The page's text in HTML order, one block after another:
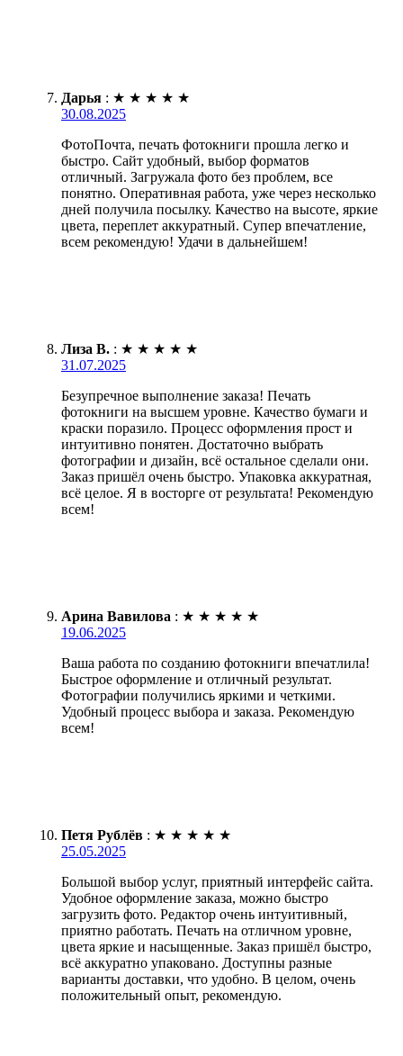
Дарья : ★ ★ ★ ★ ★
30.08.2025
ФотоПочта, печать фотокниги прошла легко и
быстро. Сайт удобный, выбор форматов
отличный. Загружала фото без проблем, все
понятно. Оперативная работа, уже через несколько
дней получила посылку. Качество на высоте, яркие
цвета, переплет аккуратный. Супер впечатление,
всем рекомендую! Удачи в дальнейшем!
Лиза В. : ★ ★ ★ ★ ★
31.07.2025
Безупречное выполнение заказа! Печать
фотокниги на высшем уровне. Качество бумаги и
краски поразило. Процесс оформления прост и
интуитивно понятен. Достаточно выбрать
фотографии и дизайн, всё остальное сделали они.
Заказ пришёл очень быстро. Упаковка аккуратная,
всё целое. Я в восторге от результата! Рекомендую
всем!
Арина Вавилова : ★ ★ ★ ★ ★
19.06.2025
Ваша работа по созданию фотокниги впечатлила!
Быстрое оформление и отличный результат.
Фотографии получились яркими и четкими.
Удобный процесс выбора и заказа. Рекомендую
всем!
Петя Рублёв : ★ ★ ★ ★ ★
25.05.2025
Большой выбор услуг, приятный интерфейс сайта.
Удобное оформление заказа, можно быстро
загрузить фото. Редактор очень интуитивный,
приятно работать. Печать на отличном уровне,
цвета яркие и насыщенные. Заказ пришёл быстро,
всё аккуратно упаковано. Доступны разные
варианты доставки, что удобно. В целом, очень
положительный опыт, рекомендую.